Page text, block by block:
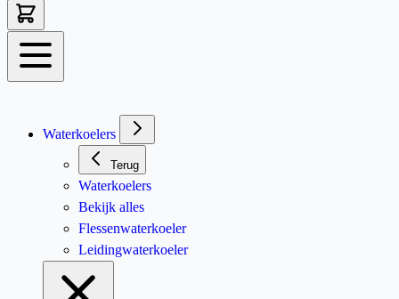
Waterkoelers
Terug
Waterkoelers
Bekijk alles
Flessenwaterkoeler
Leidingwaterkoeler